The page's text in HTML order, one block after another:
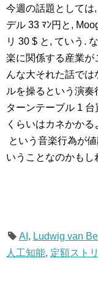
今週の話題としては
デル 33 ﾏﾝ円と,
リ 30 $ と, ていう.
楽に関係する産業が
んな大それた話で
ルを操るという演
ターンテーブル 1
くらいはカネかか
という音楽行為が
いうことなのかもし
AI , Ludwig van
人工知能, 定額スト